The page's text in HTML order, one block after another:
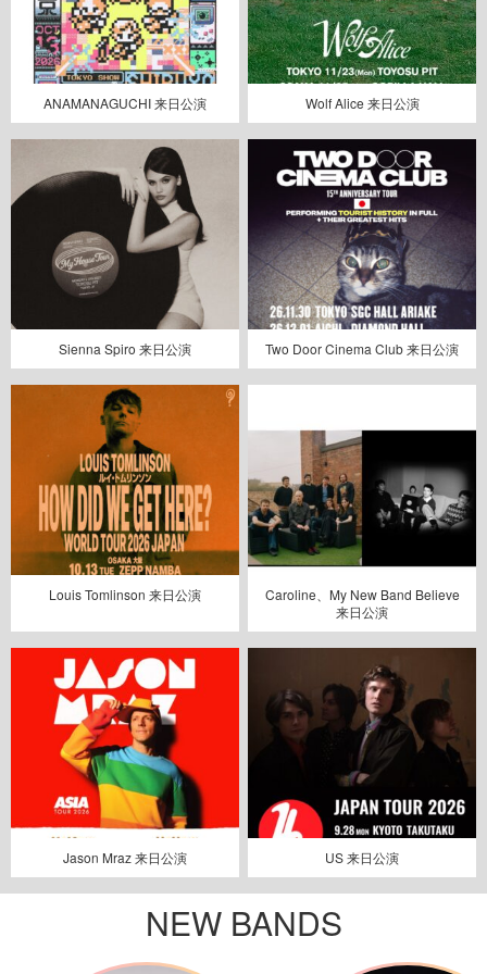
ANAMANAGUCHI 来日公演 Wolf Alice 来日公演
Sienna Spiro 来日公演 Two Door Cinema Club 来日公演
Louis Tomlinson 来日公演
Caroline、My New Band Believe
来日公演
Jason Mraz 来日公演 US 来日公演
NEW BANDS